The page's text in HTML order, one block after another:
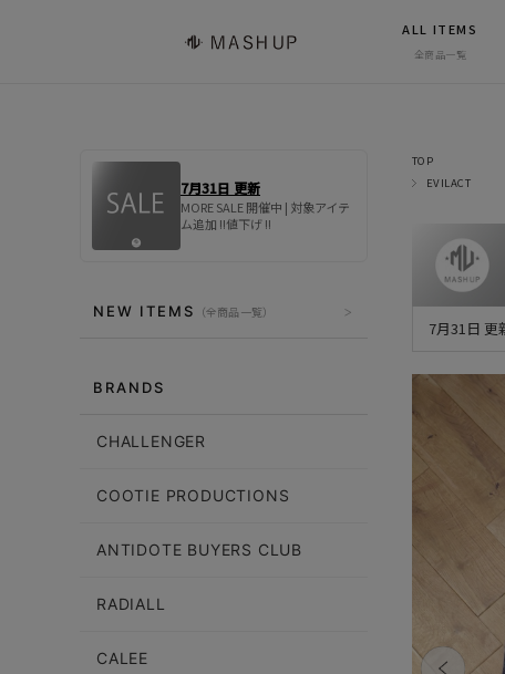
ALL ITEMS
全商品一覧
TOP
EVILACT
7月31日 更
7月31日 更新
MORE SALE 開催中 | 対象アイテ
ム追加 !!値下げ !!
NEW ITEMS （全商品一覧）
BRANDS
CHALLENGER
COOTIE PRODUCTIONS
ANTIDOTE BUYERS CLUB
RADIALL
CALEE